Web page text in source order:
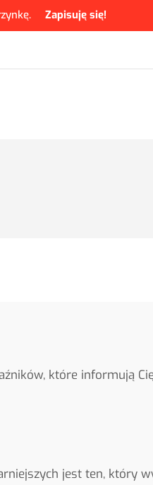
Zapisuję się!
które informują
jest ten, który